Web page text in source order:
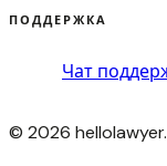
ПОДДЕРЖКА
Чат
© 2026